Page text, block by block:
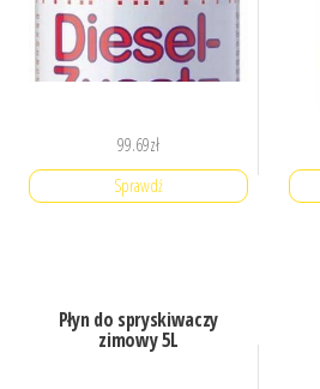
99.69zł
Sprawdź
Płyn do spryskiwaczy
zimowy 5L